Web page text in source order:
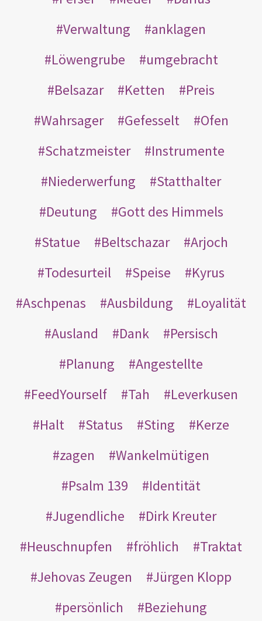
Verwaltung
anklagen
Löwengrube
umgebracht
Belsazar
Ketten
Preis
Wahrsager
Gefesselt
Ofen
Schatzmeister
Instrumente
Niederwerfung
Statthalter
Deutung
Gott des Himmels
Statue
Beltschazar
Arjoch
Todesurteil
Speise
Kyrus
Aschpenas
Ausbildung
Loyalität
Ausland
Dank
Persisch
Planung
Angestellte
FeedYourself
Tah
Leverkusen
Halt
Status Sting
Kerze
zagen
Wankelmütigen
Psalm 139
Identität
Jugendliche
Dirk Kreuter
Heuschnupfen
fröhlich
Traktat
Jehovas Zeugen
Jürgen Klopp
persönlich
Beziehung